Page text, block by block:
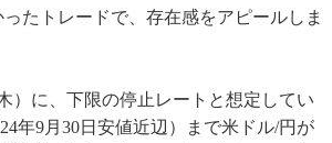
たトレードで、存在感をアピールしま
）に、下限の停止レートと想定してい
年9月30日安値近辺）まで米ドル/円が